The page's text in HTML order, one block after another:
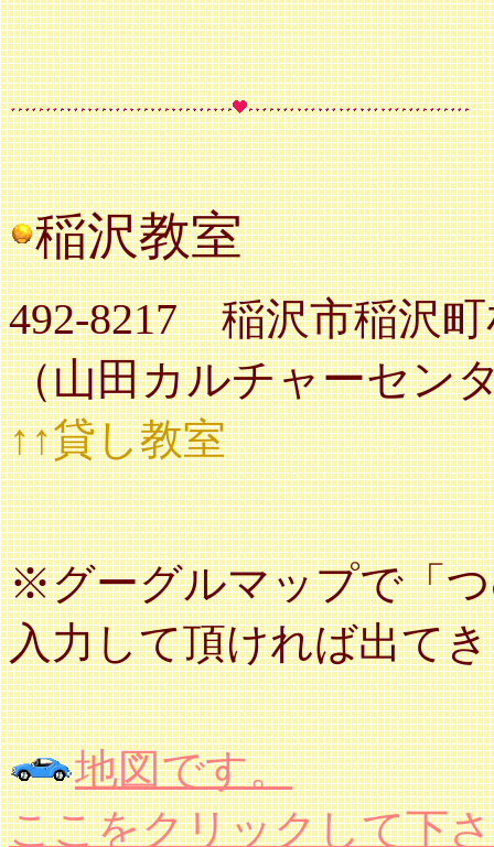
稲沢教室
492-8217 稲沢市稲沢町
（山田カルチャーセン
↑↑貸し教室
※グーグルマップで「
入力して頂ければ出て
地図です。
ここをクリックして下